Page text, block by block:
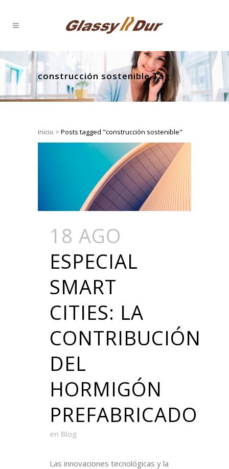
construcción sostenible Tag
Inicio > Posts tagged "construcción sostenible"
18 AGO
ESPECIAL
SMART
CITIES: LA
CONTRIBUCIÓN
DEL
HORMIGÓN
PREFABRICADO
en Blog
Las innovaciones tecnológicas y la